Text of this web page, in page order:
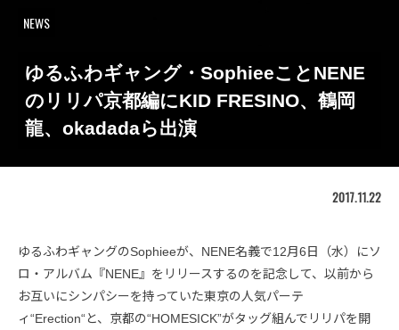
NEWS
ゆるふわギャング・SophieeことNENE
のリリパ京都編にKID FRESINO、鶴岡
龍、okadadaら出演
2017.11.22
ゆるふわギャングのSophieeが、NENE名義で12月6日（水）にソ
ロ・アルバム『NENE』をリリースするのを記念して、以前から
お互いにシンパシーを持っていた東京の人気パーテ
ィ“Erection“と、京都の“HOMESICK”がタッグ組んでリリパを開